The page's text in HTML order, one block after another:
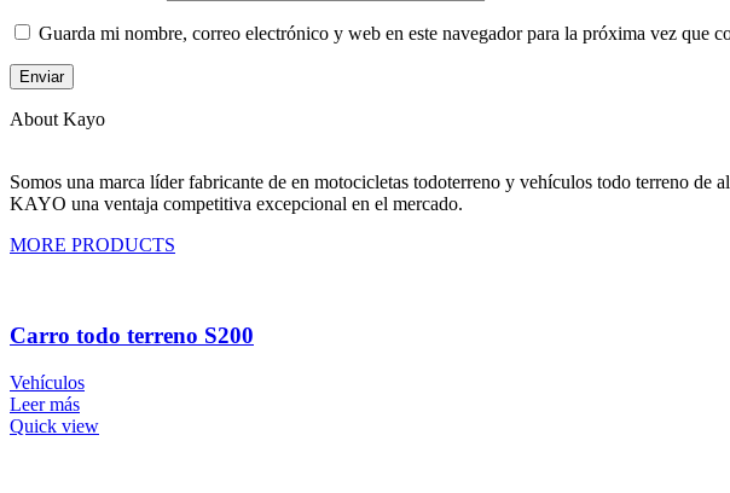
Guarda mi nombre, correo electrónico y web en este navegador para la próxima vez que
About Kayo
Somos una marca líder fabricante de en motocicletas todoterreno y vehículos todo terreno
KAYO una ventaja competitiva excepcional en el mercado.
MORE PRODUCTS
Carro todo terreno S200
Vehículos
Leer más
Quick view